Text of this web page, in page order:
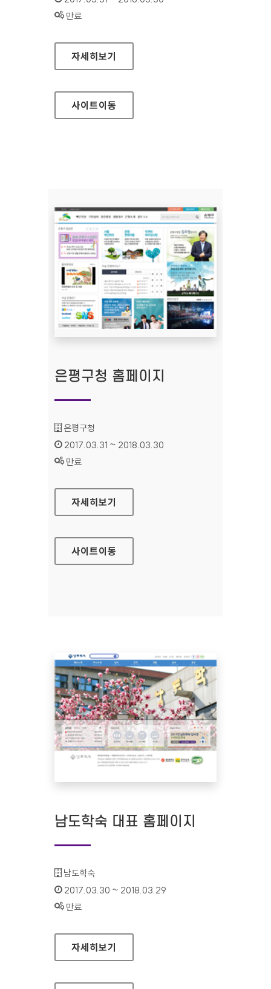
상태 :
만료
은평구 보건소 홈페이지
자세히보기
사이트이동
은평구청 홈페이지
기관명 :
은평구청
인증기간 :
2017.03.31 ~ 2018.03.30
상태 :
만료
은평구청 홈페이지
자세히보기
사이트이동
남도학숙 대표 홈페이지
기관명 :
남도학숙
인증기간 :
2017.03.30 ~ 2018.03.29
상태 :
만료
남도학숙 대표 홈페이지
자세히보기